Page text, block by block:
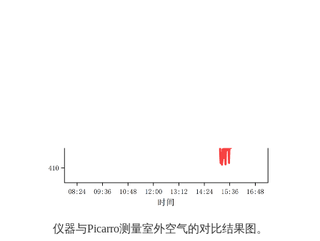
仪器与Picarro测量室外空气的对比结果图。